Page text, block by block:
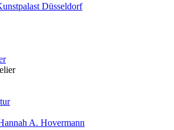
Düsseldorf
A. Hovermann